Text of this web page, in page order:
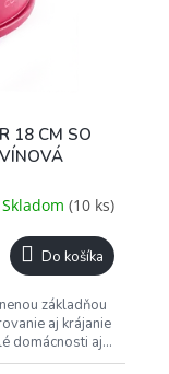
18 CM SO
Skladom (10 ks)
Do košíka
základňou
aj krájanie
domácnosti aj...